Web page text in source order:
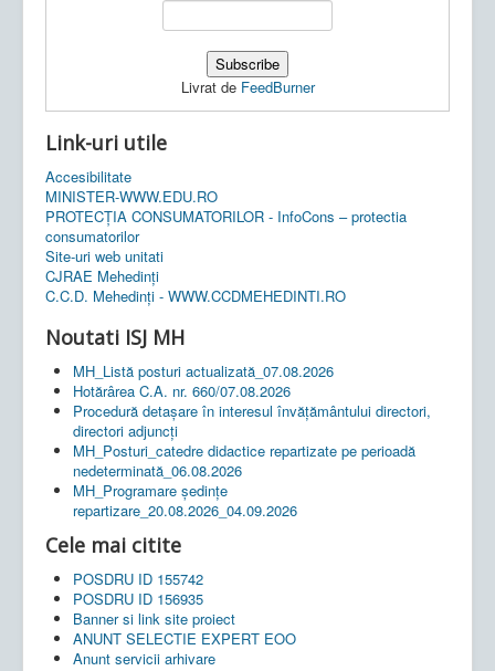
Livrat de FeedBurner
Link-uri utile
Accesibilitate
MINISTER-WWW.EDU.RO
PROTECȚIA CONSUMATORILOR - InfoCons – protectia
consumatorilor
Site-uri web unitati
CJRAE Mehedinți
C.C.D. Mehedinţi - WWW.CCDMEHEDINTI.RO
Noutati ISJ MH
MH_Listă posturi actualizată_07.08.2026
Hotărârea C.A. nr. 660/07.08.2026
Procedură detașare în interesul învățământului directori,
directori adjuncți
MH_Posturi_catedre didactice repartizate pe perioadă
nedeterminată_06.08.2026
MH_Programare ședințe
repartizare_20.08.2026_04.09.2026
Cele mai citite
POSDRU ID 155742
POSDRU ID 156935
Banner si link site proiect
ANUNT SELECTIE EXPERT EOO
Anunt servicii arhivare